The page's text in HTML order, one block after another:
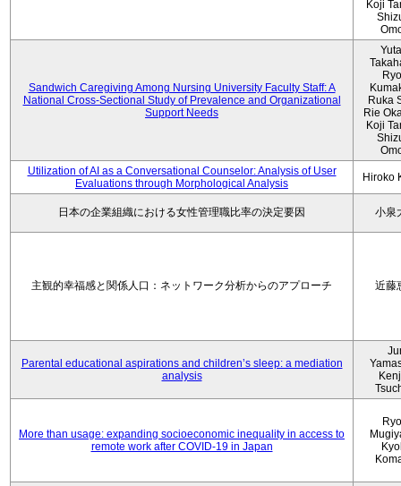
Koji
Sandwich Caregiving Among Nursing University Faculty Staff: A
National Cross-Sectional Study of Prevalence and Organizational
Support Needs
Ruka
Rie
Koji
Utilization of AI as a Conversational Counselor: Analysis of User
Evaluations through Morphological Analysis
Hiroko
日本の企業組織における女性管理職比率の決定要因 小泉
主観的幸福感と関係人口：ネットワーク分析からのアプローチ 近藤
Parental educational aspirations and children’s sleep: a mediation
analysis
More than usage: expanding socioeconomic inequality in access to
remote work after COVID-19 in Japan